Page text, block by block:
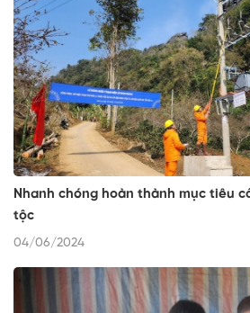
Nhanh chóng hoàn thành mục tiêu
tộc
04/06/2024